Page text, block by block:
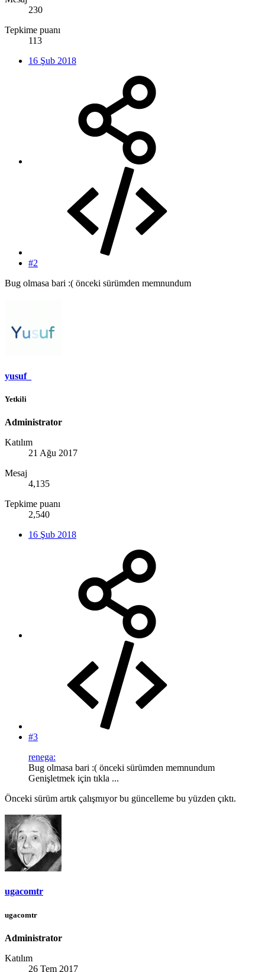
230
Tepkime puanı
113
16 Şub 2018
#2
Bug olmasa bari :( önceki sürümden memnundum
yusuf_
Yetkili
Administrator
Katılım
21 Ağu 2017
Mesaj
4,135
Tepkime puanı
2,540
16 Şub 2018
#3
renega:
Bug olmasa bari :( önceki sürümden memnundum
Genişletmek için tıkla ...
Önceki sürüm artık çalışmıyor bu güncelleme bu yüzden çıktı.
ugacomtr
ugacomtr
Administrator
Katılım
26 Tem 2017